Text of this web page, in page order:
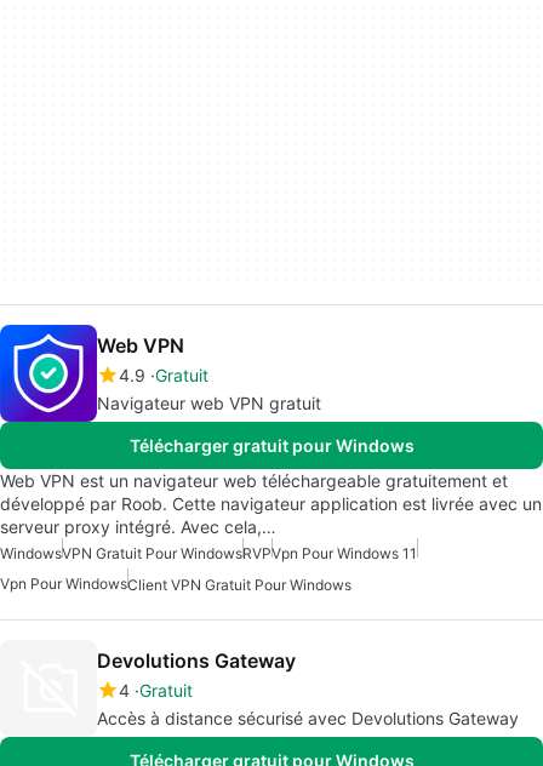
Web VPN
4.9 Gratuit
Navigateur web VPN gratuit
Télécharger gratuit pour Windows
Web VPN est un navigateur web téléchargeable gratuitement et
développé par Roob. Cette navigateur application est livrée avec un
serveur proxy intégré. Avec cela,…
WindowsVPN Gratuit Pour WindowsRVPVpn Pour Windows 11
Vpn Pour WindowsClient VPN Gratuit Pour Windows
Devolutions Gateway
4 Gratuit
Accès à distance sécurisé avec Devolutions Gateway
Télécharger gratuit pour Windows